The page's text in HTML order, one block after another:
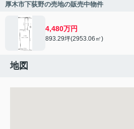
厚木市下荻野の売地の販売中物件
4,480万円
893.29坪(2953.06㎡)
地図